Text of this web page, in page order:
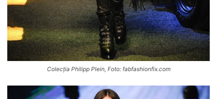
Colecția Philipp Plein, Foto: fabfashionfix.com